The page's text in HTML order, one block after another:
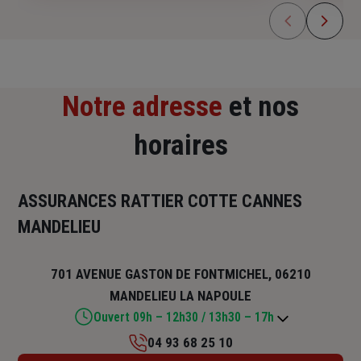
Notre adresse et nos
horaires
ASSURANCES RATTIER COTTE CANNES
MANDELIEU
701 AVENUE GASTON DE FONTMICHEL, 06210
MANDELIEU LA NAPOULE
Ouvert 09h – 12h30 / 13h30 – 17h
04 93 68 25 10